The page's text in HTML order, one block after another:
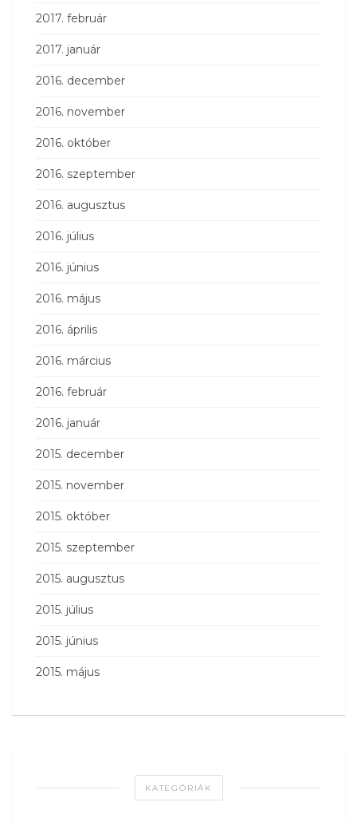
2017. február
2017. január
2016. december
2016. november
2016. október
2016. szeptember
2016. augusztus
2016. július
2016. június
2016. május
2016. április
2016. március
2016. február
2016. január
2015. december
2015. november
2015. október
2015. szeptember
2015. augusztus
2015. július
2015. június
2015. május
KATEGÓRIÁK